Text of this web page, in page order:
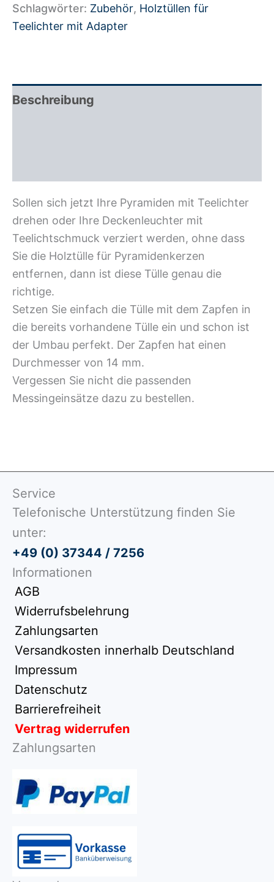
Schlagwörter: Zubehör, Holztüllen für
Teelichter mit Adapter
Beschreibung
Sollen sich jetzt Ihre Pyramiden mit Teelichter
drehen oder Ihre Deckenleuchter mit
Teelichtschmuck verziert werden, ohne dass
Sie die Holztülle für Pyramidenkerzen
entfernen, dann ist diese Tülle genau die
richtige.
Setzen Sie einfach die Tülle mit dem Zapfen in
die bereits vorhandene Tülle ein und schon ist
der Umbau perfekt. Der Zapfen hat einen
Durchmesser von 14 mm.
Vergessen Sie nicht die passenden
Messingeinsätze dazu zu bestellen.
Service
Telefonische Unterstützung finden Sie
unter:
+49 (0) 37344 / 7256
Informationen
AGB
Widerrufsbelehrung
Zahlungsarten
Versandkosten innerhalb Deutschland
Impressum
Datenschutz
Barrierefreiheit
Vertrag widerrufen
Zahlungsarten